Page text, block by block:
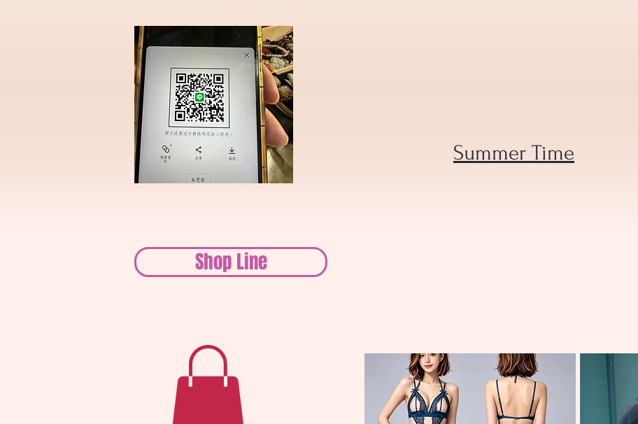
Shop Line
Summer Time